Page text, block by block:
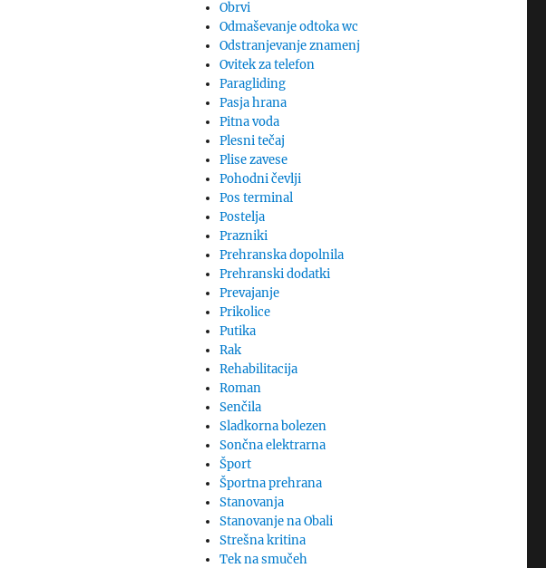
Obrvi
Odmaševanje odtoka wc
Odstranjevanje znamenj
Ovitek za telefon
Paragliding
Pasja hrana
Pitna voda
Plesni tečaj
Plise zavese
Pohodni čevlji
Pos terminal
Postelja
Prazniki
Prehranska dopolnila
Prehranski dodatki
Prevajanje
Prikolice
Putika
Rak
Rehabilitacija
Roman
Senčila
Sladkorna bolezen
Sončna elektrarna
Šport
Športna prehrana
Stanovanja
Stanovanje na Obali
Strešna kritina
Tek na smučeh